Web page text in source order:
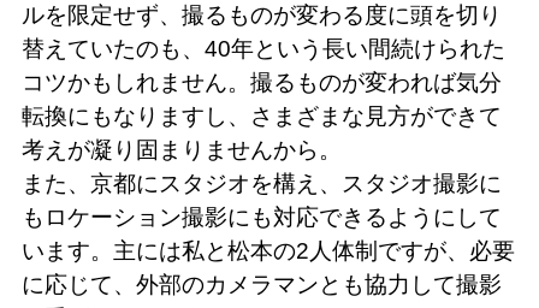
ルを限定せず、撮るものが変わる度に頭を切り
替えていたのも、40年という長い間続けられた
コツかもしれません。撮るものが変われば気分
転換にもなりますし、さまざまな見方ができて
考えが凝り固まりませんから。
また、京都にスタジオを構え、スタジオ撮影に
もロケーション撮影にも対応できるようにして
います。主には私と松本の2人体制ですが、必要
に応じて、外部のカメラマンとも協力して撮影